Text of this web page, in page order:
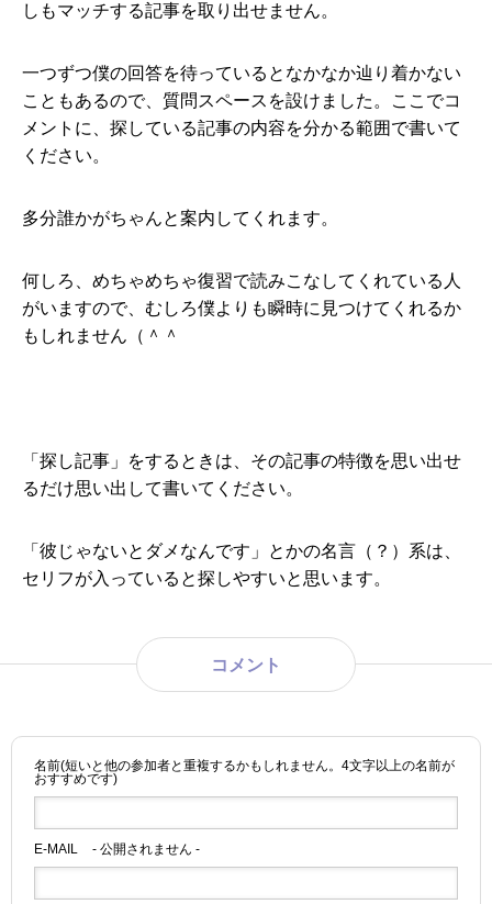
しもマッチする記事を取り出せません。
一つずつ僕の回答を待っているとなかなか辿り着かない
こともあるので、質問スペースを設けました。ここでコ
メントに、探している記事の内容を分かる範囲で書いて
ください。
多分誰かがちゃんと案内してくれます。
何しろ、めちゃめちゃ復習で読みこなしてくれている人
がいますので、むしろ僕よりも瞬時に見つけてくれるか
もしれません（＾＾
「探し記事」をするときは、その記事の特徴を思い出せ
るだけ思い出して書いてください。
「彼じゃないとダメなんです」とかの名言（？）系は、
セリフが入っていると探しやすいと思います。
コメント
名前(短いと他の参加者と重複するかもしれません。4文字以上の名前が
おすすめです)
E-MAIL - 公開されません -